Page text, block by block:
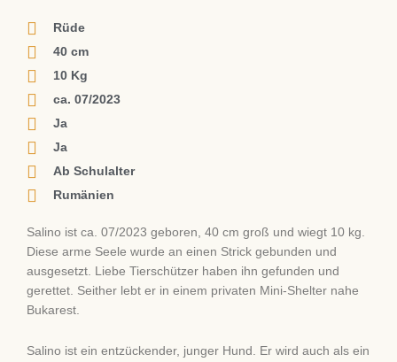
Rüde
40 cm
10 Kg
ca. 07/2023
Ja
Ja
Ab Schulalter
Rumänien
Salino ist ca. 07/2023 geboren, 40 cm groß und wiegt 10 kg.
Diese arme Seele wurde an einen Strick gebunden und
ausgesetzt. Liebe Tierschützer haben ihn gefunden und
gerettet. Seither lebt er in einem privaten Mini-Shelter nahe
Bukarest.
Salino ist ein entzückender, junger Hund. Er wird auch als ein